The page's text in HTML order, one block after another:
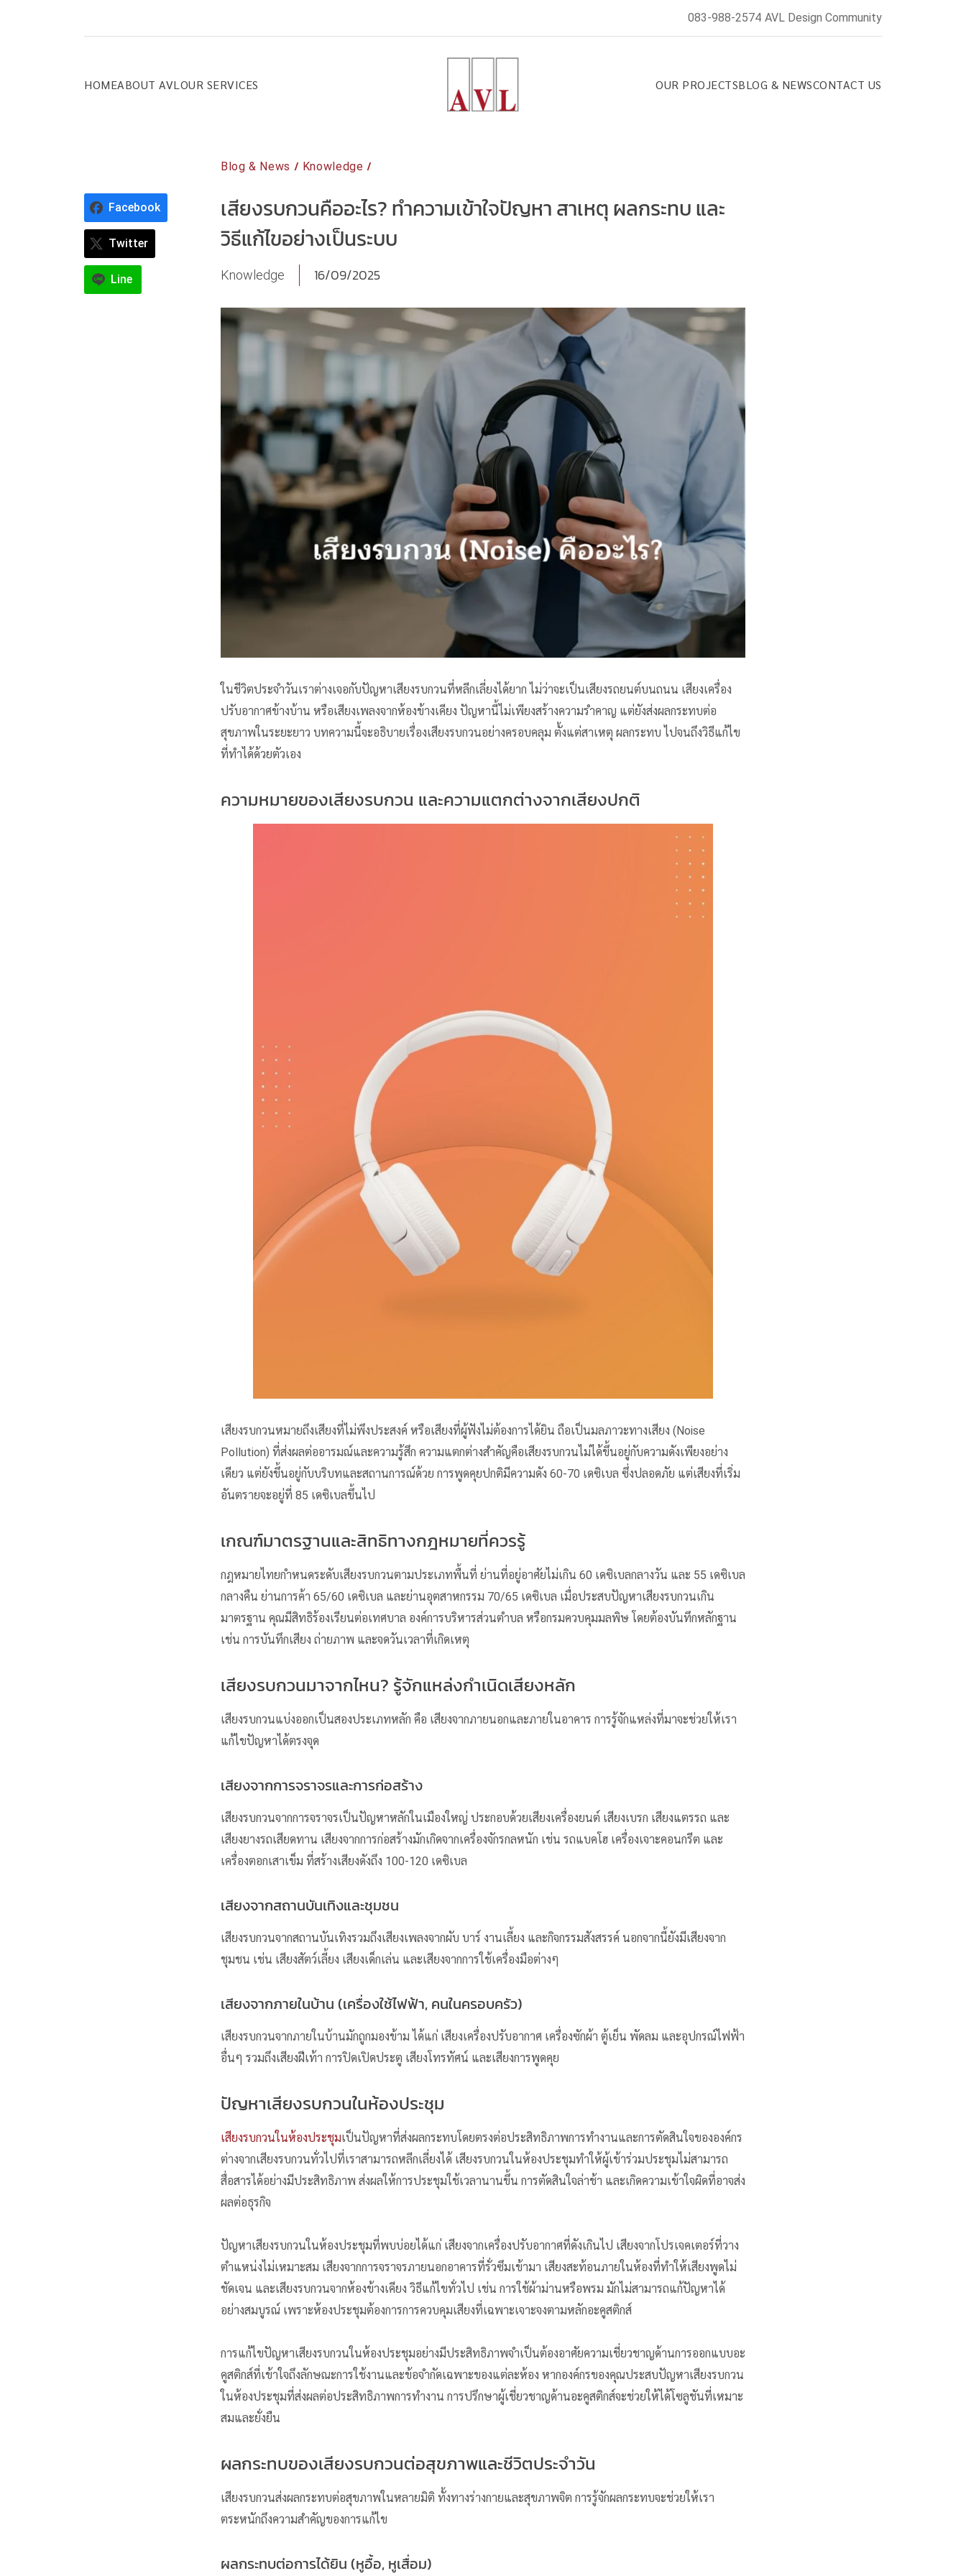
083-988-2574 AVL Design Community
HOMEABOUT AVL OUR SERVICES OUR PROJECTSBLOG & NEWSCONTACT US
Facebook
Twitter
Line
Blog & News / Knowledge /
เสียงรบกวนคืออะไร? ทำความเข้าใจปัญหา สาเหตุ ผลกระทบ และ
วิธีแก้ไขอย่างเป็นระบบ
Knowledge 16/09/2025
ในชีวิตประจำวันเราต่างเจอกับปัญหาเสียงรบกวนที่หลีกเลี่ยงได้ยาก ไม่ว่าจะเป็นเสียงรถยนต์บนถนน เสียงเครื่อง
ปรับอากาศข้างบ้าน หรือเสียงเพลงจากห้องข้างเคียง ปัญหานี้ไม่เพียงสร้างความรำคาญ แต่ยังส่งผลกระทบต่อ
สุขภาพในระยะยาว บทความนี้จะอธิบายเรื่องเสียงรบกวนอย่างครอบคลุม ตั้งแต่สาเหตุ ผลกระทบ ไปจนถึงวิธีแก้ไข
ที่ทำได้ด้วยตัวเอง
ความหมายของเสียงรบกวน และความแตกต่างจากเสียงปกติ
เสียงรบกวนหมายถึงเสียงที่ไม่พึงประสงค์ หรือเสียงที่ผู้ฟังไม่ต้องการได้ยิน ถือเป็นมลภาวะทางเสียง (Noise
Pollution) ที่ส่งผลต่ออารมณ์และความรู้สึก ความแตกต่างสำคัญคือเสียงรบกวน ไม่ได้ขึ้นอยู่กับความดังเพียงอย่าง
เดียว แต่ยังขึ้นอยู่กับบริบทและสถานการณ์ด้วย การพูดคุยปกติมีความดัง 60-70 เดซิเบล ซึ่งปลอดภัย แต่เสียงที่เริ่ม
อันตรายจะอยู่ที่ 85 เดซิเบลขึ้นไป
เกณฑ์มาตรฐานและสิทธิทางกฎหมายที่ควรรู้
กฎหมายไทยกำหนดระดับเสียงรบกวนตามประเภทพื้นที่ ย่านที่อยู่อาศัยไม่เกิน 60 เดซิเบลกลางวัน และ 55 เดซิเบล
กลางคืน ย่านการค้า 65/60 เดซิเบล และย่านอุตสาหกรรม 70/65 เดซิเบล เมื่อประสบปัญหาเสียงรบกวนเกิน
มาตรฐาน คุณมีสิทธิร้องเรียนต่อเทศบาล องค์การบริหารส่วนตำบล หรือกรมควบคุมมลพิษ โดยต้องบันทึกหลักฐาน
เช่น การบันทึกเสียง ถ่ายภาพ และจดวันเวลาที่เกิดเหตุ
เสียงรบกวนมาจากไหน? รู้จักแหล่งกำเนิดเสียงหลัก
เสียงรบกวนแบ่งออกเป็นสองประเภทหลัก คือ เสียงจากภายนอกและภายในอาคาร การรู้จักแหล่งที่มาจะช่วยให้เรา
แก้ไขปัญหาได้ตรงจุด
เสียงจากการจราจรและการก่อสร้าง
เสียงรบกวนจากการจราจรเป็นปัญหาหลักในเมืองใหญ่ ประกอบด้วยเสียงเครื่องยนต์ เสียงเบรก เสียงแตรรถ และ
เสียงยางรถเสียดทาน เสียงจากการก่อสร้างมักเกิดจากเครื่องจักรกลหนัก เช่น รถแบคโฮ เครื่องเจาะคอนกรีต และ
เครื่องตอกเสาเข็ม ที่สร้างเสียงดังถึง 100-120 เดซิเบล
เสียงจากสถานบันเทิงและชุมชน
เสียงรบกวนจากสถานบันเทิงรวมถึงเสียงเพลงจากผับ บาร์ งานเลี้ยง และกิจกรรมสังสรรค์ นอกจากนี้ยังมีเสียงจาก
ชุมชน เช่น เสียงสัตว์เลี้ยง เสียงเด็กเล่น และเสียงจากการใช้เครื่องมือต่างๆ
เสียงจากภายในบ้าน (เครื่องใช้ไฟฟ้า, คนในครอบครัว)
เสียงรบกวนจากภายในบ้านมักถูกมองข้าม ได้แก่ เสียงเครื่องปรับอากาศ เครื่องซักผ้า ตู้เย็น พัดลม และอุปกรณ์ไฟฟ้า
อื่นๆ รวมถึงเสียงฝีเท้า การปิดเปิดประตู เสียงโทรทัศน์ และเสียงการพูดคุย
ปัญหาเสียงรบกวนในห้องประชุม
เสียงรบกวนในห้องประชุมเป็นปัญหาที่ส่งผลกระทบโดยตรงต่อประสิทธิภาพการทำงานและการตัดสินใจขององค์กร
ต่างจากเสียงรบกวนทั่วไปที่เราสามารถหลีกเลี่ยงได้ เสียงรบกวนในห้องประชุมทำให้ผู้เข้าร่วมประชุมไม่สามารถ
สื่อสารได้อย่างมีประสิทธิภาพ ส่งผลให้การประชุมใช้เวลานานขึ้น การตัดสินใจล่าช้า และเกิดความเข้าใจผิดที่อาจส่ง
ผลต่อธุรกิจ
ปัญหาเสียงรบกวนในห้องประชุมที่พบบ่อยได้แก่ เสียงจากเครื่องปรับอากาศที่ดังเกินไป เสียงจากโปรเจคเตอร์ที่วาง
ตำแหน่งไม่เหมาะสม เสียงจากการจราจรภายนอกอาคารที่รั่วซึมเข้ามา เสียงสะท้อนภายในห้องที่ทำให้เสียงพูดไม่
ชัดเจน และเสียงรบกวนจากห้องข้างเคียง วิธีแก้ไขทั่วไป เช่น การใช้ผ้าม่านหรือพรม มักไม่สามารถแก้ปัญหาได้
อย่างสมบูรณ์ เพราะห้องประชุมต้องการการควบคุมเสียงที่เฉพาะเจาะจงตามหลักอะคูสติกส์
การแก้ไขปัญหาเสียงรบกวนในห้องประชุมอย่างมีประสิทธิภาพจำเป็นต้องอาศัยความเชี่ยวชาญด้านการออกแบบอะ
คูสติกส์ที่เข้าใจถึงลักษณะการใช้งานและข้อจำกัดเฉพาะของแต่ละห้อง หากองค์กรของคุณประสบปัญหาเสียงรบกวน
ในห้องประชุมที่ส่งผลต่อประสิทธิภาพการทำงาน การปรึกษาผู้เชี่ยวชาญด้านอะคูสติกส์จะช่วยให้ได้โซลูชันที่เหมาะ
สมและยั่งยืน
ผลกระทบของเสียงรบกวนต่อสุขภาพและชีวิตประจำวัน
เสียงรบกวนส่งผลกระทบต่อสุขภาพในหลายมิติ ทั้งทางร่างกายและสุขภาพจิต การรู้จักผลกระทบจะช่วยให้เรา
ตระหนักถึงความสำคัญของการแก้ไข
ผลกระทบต่อการได้ยิน (หูอื้อ, หูเสื่อม)